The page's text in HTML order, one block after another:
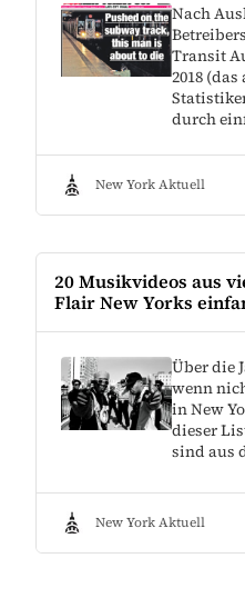
Nach
Transit
2018
durch
New York Aktuell
20 Musikvideos aus
Flair New Yorks
Über die
wenn
in New
dieser
sind aus
New York Aktuell